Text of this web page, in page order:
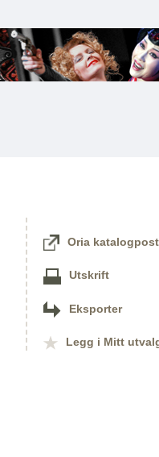
Oria katalogpost
Utskrift
Eksporter
Legg i Mitt